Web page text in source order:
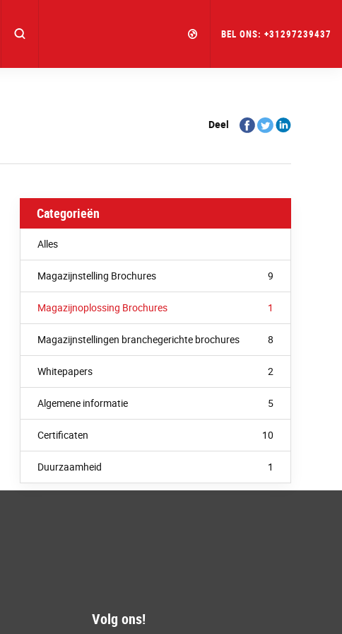
BEL ONS: +31297239437
Deel
Share
on
Share
on
Share
Categorieën
Alles
Magazijnstelling Brochures 9
Magazijnoplossing Brochures 1
Magazijnstellingen branchegerichte brochures 8
Whitepapers 2
Algemene informatie 5
Certificaten 10
Duurzaamheid 1
Volg ons!